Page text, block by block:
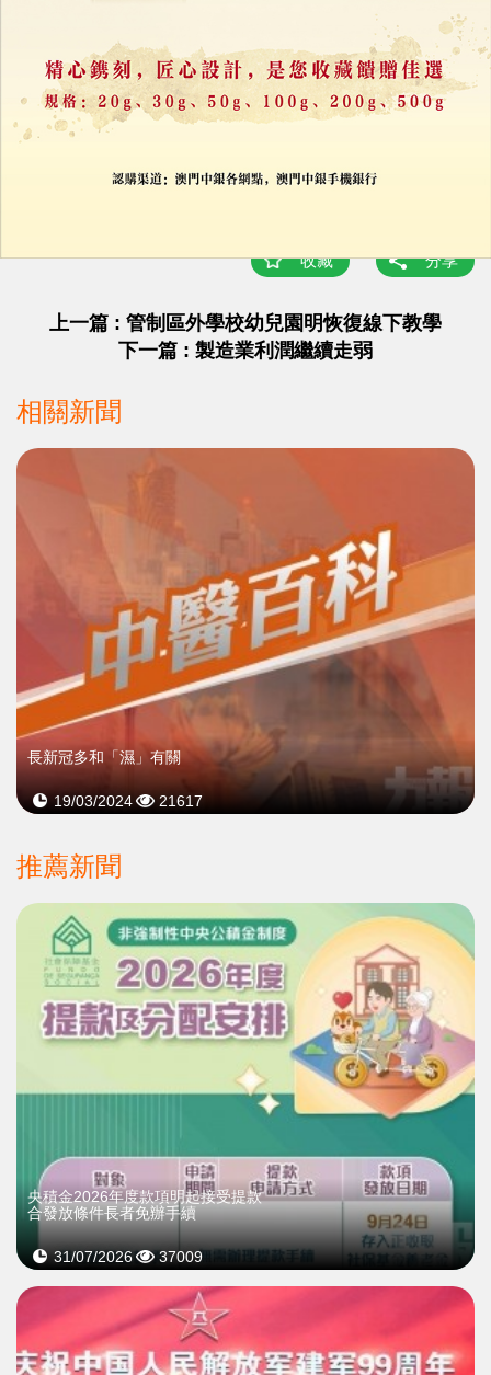
評論
力報會員可享用評論功能
收藏 分享
上一篇 : 管制區外學校幼兒園明恢復線下教學
下一篇 : 製造業利潤繼續走弱
相關新聞
長新冠多和「濕」有關
19/03/2024 21617
推薦新聞
央積金2026年度款項明起接受提款
合發放條件長者免辦手續
31/07/2026 37009